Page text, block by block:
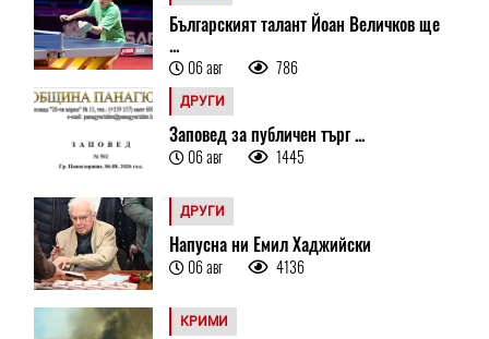
Българският талант Йоан Величков ще
...
06 авг 786
ДРУГИ
Заповед за публичен търг ...
06 авг 1445
ДРУГИ
Напусна ни Емил Хаджийски
06 авг 4136
КРИМИ